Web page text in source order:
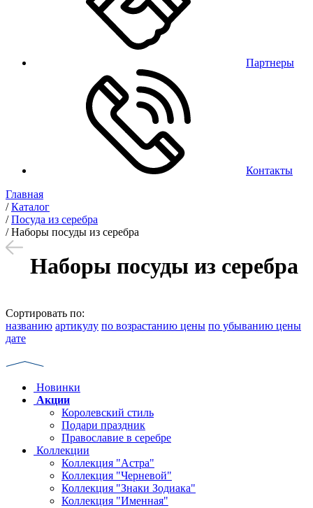
Партнеры
Контакты
Главная
/Каталог
/Посуда из серебра
/Наборы посуды из серебра
Наборы посуды из серебра
Сортировать по:
названию артикулу по возрастанию цены по убыванию цены
дате
Новинки
Акции
Королевский стиль
Подари праздник
Православие в серебре
Коллекции
Коллекция "Астра"
Коллекция "Черневой"
Коллекция "Знаки Зодиака"
Коллекция "Именная"